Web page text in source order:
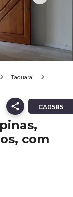
Taquaral
CA0585
com